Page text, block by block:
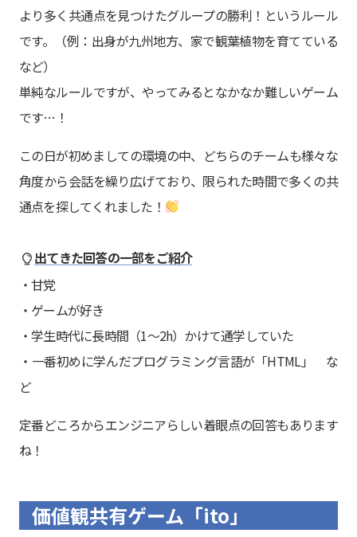
より多く共通点を見つけたグループの勝利！というルール
です。（例：出身が九州地方、家で観葉植物を育てている
など）
単純なルールですが、やってみるとなかなか難しいゲーム
です…！
この日が初めましての環境の中、どちらのチームも様々な
角度から会話を繰り広げており、限られた時間で多くの共
通点を探してくれました！
出てきた回答の一部をご紹介
・甘党
・ゲームが好き
・学生時代に長時間（1～2h）かけて通学していた
・一番初めに学んだプログラミング言語が「HTML」 な
ど
定番どころからエンジニアらしい着眼点の回答もあります
ね！
価値観共有ゲーム「ito」